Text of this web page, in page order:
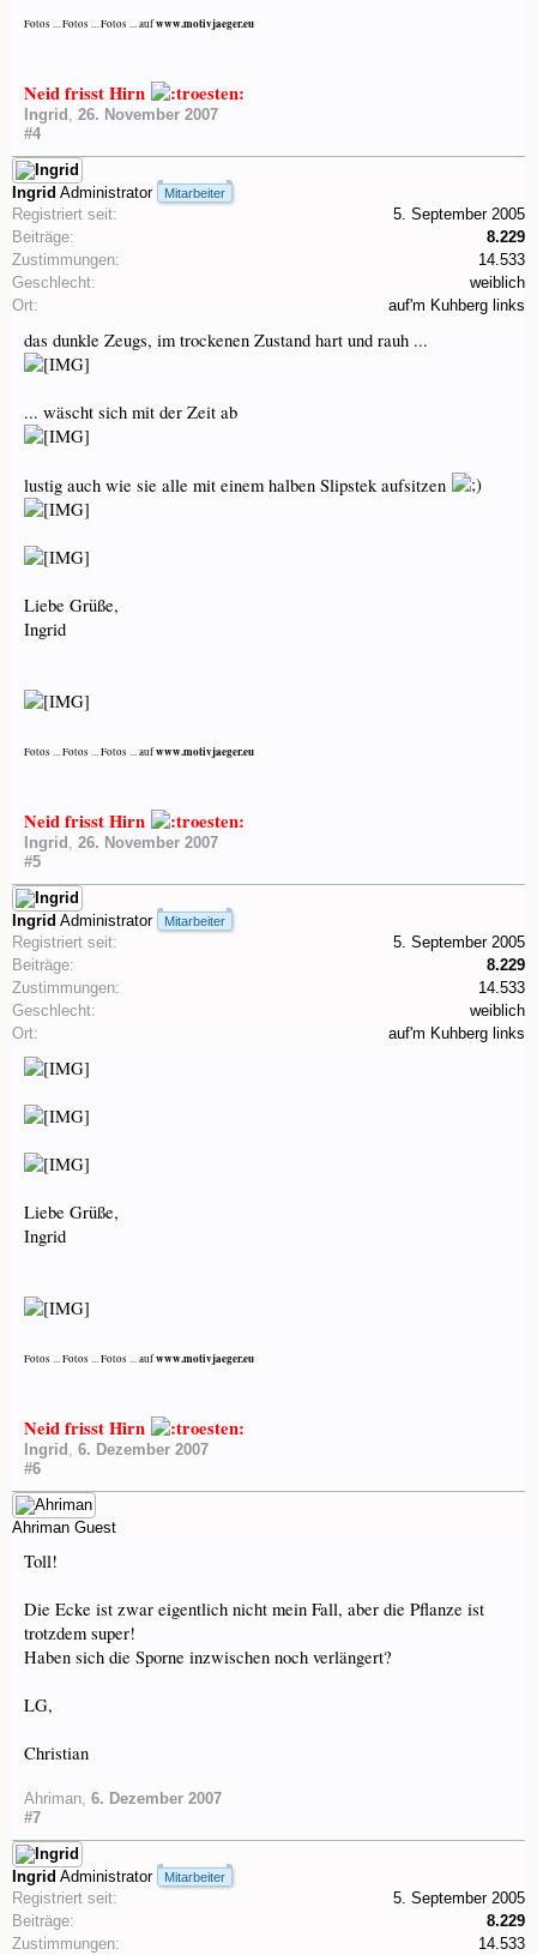
Fotos ... Fotos ... Fotos ... aufwww.motivjaeger.eu
Neid frisst Hirn
Ingrid
26. November 2007
#4
Ingrid Administrator Mitarbeiter
Registriert seit:
5. September 2005
Beiträge:
8.229
Zustimmungen:
14.533
Geschlecht:
weiblich
Ort:
auf'm Kuhberg links
das dunkle Zeugs, im trockenen Zustand hart und rauh ...
... wäscht sich mit der Zeit ab
lustig auch wie sie alle mit einem halben Slipstek aufsitzen
Liebe Grüße,
Ingrid
Fotos ... Fotos ... Fotos ... aufwww.motivjaeger.eu
Neid frisst Hirn
Ingrid
26. November 2007
#5
Ingrid Administrator Mitarbeiter
Registriert seit:
5. September 2005
Beiträge:
8.229
Zustimmungen:
14.533
Geschlecht:
weiblich
Ort:
auf'm Kuhberg links
Liebe Grüße,
Ingrid
Fotos ... Fotos ... Fotos ... aufwww.motivjaeger.eu
Neid frisst Hirn
Ingrid
6. Dezember 2007
#6
Ahriman Guest
Toll!
Die Ecke ist zwar eigentlich nicht mein Fall, aber die Pflanze ist
trotzdem super!
Haben sich die Sporne inzwischen noch verlängert?
LG,
Christian
Ahriman 6. Dezember 2007
#7
Ingrid Administrator Mitarbeiter
Registriert seit:
5. September 2005
Beiträge:
8.229
Zustimmungen:
14.533